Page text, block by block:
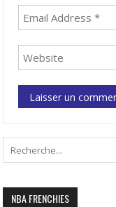
NBA FRENCHIES